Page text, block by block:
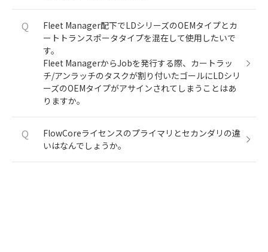
Q
Fleet Manager配下でLDシリーズのOEMタイプとカ
ートトランスポータタイプを混在して使用したいで
す。
Fleet ManagerからJobを発行する際、カートラッ
チ/アンラッチのタスクが割り付いたゴールにLDシリ
ーズのOEMタイプがアサインされてしまうことはあ
りますか。
Q
FlowCoreライセンスのプライマリとセカンダリの違
いはなんでしょうか。